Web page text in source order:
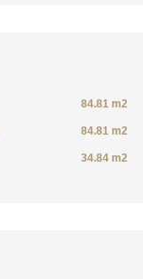
84.81 m2
84.81 m2
34.84 m2